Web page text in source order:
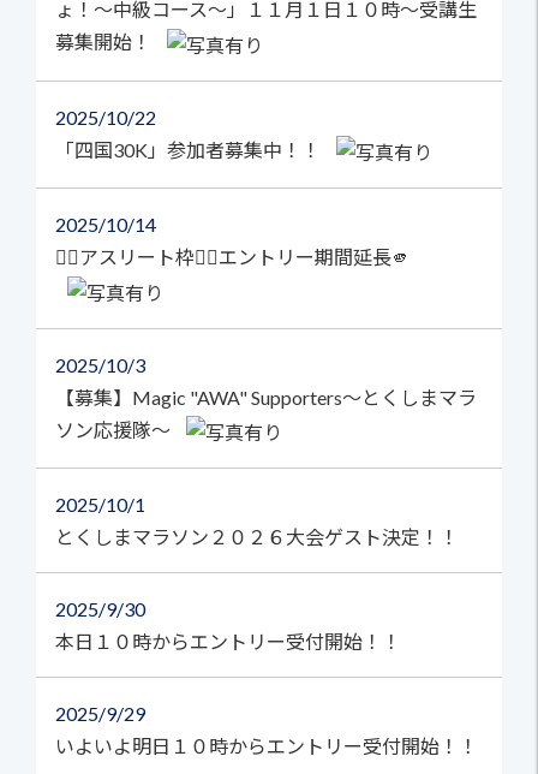
ょ！～中級コース～」１１月１日１０時～受講生
募集開始！
2025 10/22
「四国30K」参加者募集中！！
2025 10/14
🏃‍♀️アスリート枠🏃‍♂️エントリー期間延長🫵
2025 10/3
【募集】Magic "AWA" Supporters～とくしまマラ
ソン応援隊～
2025 10/1
とくしまマラソン２０２６大会ゲスト決定！！
2025 9/30
本日１０時からエントリー受付開始！！
2025 9/29
いよいよ明日１０時からエントリー受付開始！！